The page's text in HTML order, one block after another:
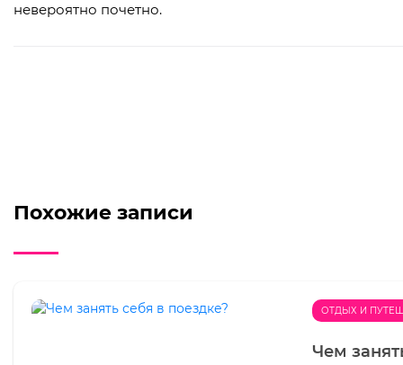
невероятно почетно.
Похожие записи
ОТДЫХ И
Чем